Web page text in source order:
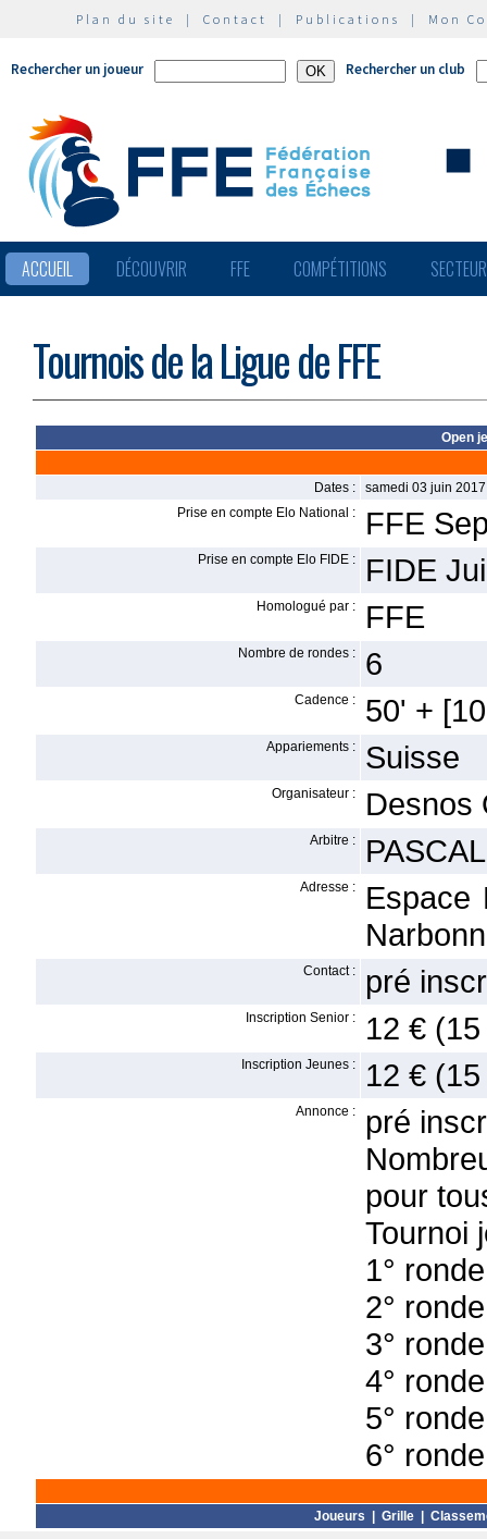
Plan du site | Contact | Publications | Mon
Rechercher un joueur Rechercher un club
ACCUEIL DÉCOUVRIR FFE COMPÉTITIONS
Tournois de la Ligue de FFE
Open
Dates :
samedi 03 juin
Prise en compte Elo National :
FFE
Prise en compte Elo FIDE : FIDE
Homologué par : FFE
Nombre de rondes : 6
Cadence : 50' +
Appariements : Suisse
Organisateur : Desnos
Arbitre :
Adresse :
Espace
Contact : pré
Inscription Senior : 12 €
Inscription Jeunes : 12 €
Annonce :
pré
pour
Tournoi
1°
2°
3°
4°
5°
6°
Joueurs Grille